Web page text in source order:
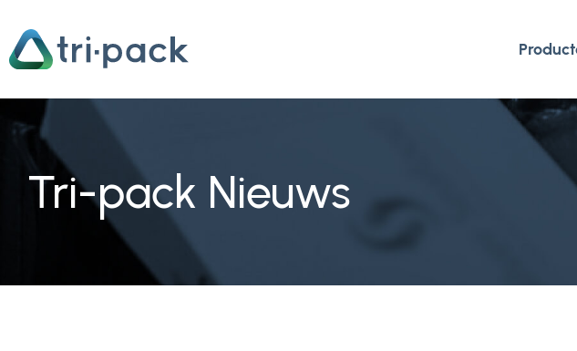
naar
inhoud
Tri-pack Nieuws